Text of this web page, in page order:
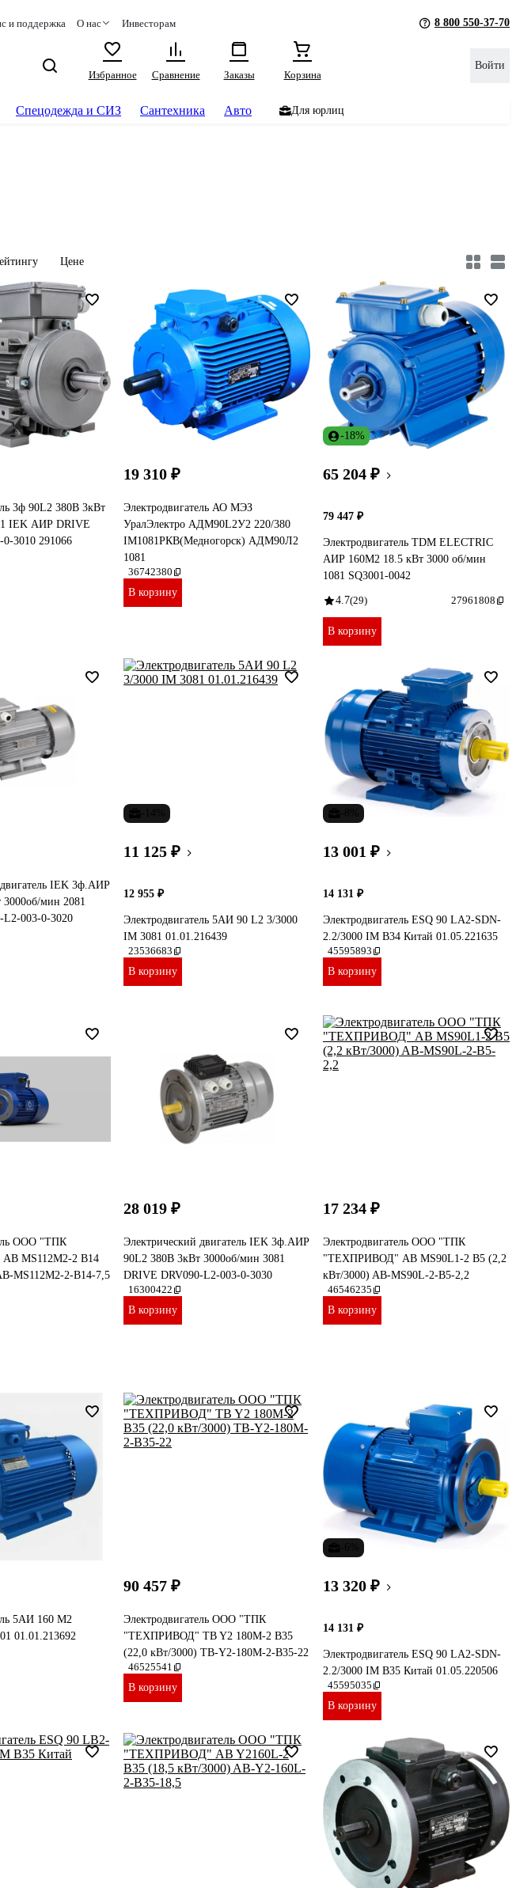
и поддержка О нас Инвесторам 8 800 550-37-70
Избранное
Сравнение Заказы Корзина
Войти
Спецодежда и СИЗ Сантехника Авто Для юрлиц
Цене
3ф 90L2 380В 3кВт
IEK АИР DRIVE
3010 291066
19 310 ₽
Электродвигатель АО МЭЗ
УралЭлектро АДМ90L2У2 220/380
IМ1081РКВ(Медногорск) АДМ90Л2
1081
36742380
В корзину
-18%
65 204 ₽
79 447 ₽
Электродвигатель TDM ELECTRIC
АИР 160M2 18.5 кВт 3000 об/мин
1081 SQ3001-0042
4.7(29) 27961808
В корзину
IEK 3ф.АИР
мин 2081
003-0-3020
11 125 ₽
12 955 ₽
Электродвигатель 5АИ 90 L2 3/3000
IM 3081 01.01.216439
23536683
В корзину
13 001 ₽
14 131 ₽
Электродвигатель ESQ 90 LA2-SDN-
2.2/3000 IM B34 Китай 01.05.221635
45595893
В корзину
ООО "ТПК
MS112M2-2 B14
MS112M2-2-B14-7,5
28 019 ₽
Электрический двигатель IEK 3ф.АИР
90L2 380В 3кВт 3000об/мин 3081
DRIVE DRV090-L2-003-0-3030
16300422
В корзину
17 234 ₽
Электродвигатель ООО "ТПК
"ТЕХПРИВОД" AB MS90L1-2 B5 (2,2
кВт/3000) AB-MS90L-2-B5-2,2
46546235
В корзину
5АИ 160 М2
01.01.213692
90 457 ₽
Электродвигатель ООО "ТПК
"ТЕХПРИВОД" TB Y2 180M-2 B35
(22,0 кВт/3000) TB-Y2-180M-2-B35-22
46525541
В корзину
13 320 ₽
14 131 ₽
Электродвигатель ESQ 90 LA2-SDN-
2.2/3000 IM B35 Китай 01.05.220506
45595035
В корзину